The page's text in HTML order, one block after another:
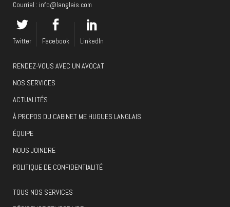
Courriel : info@langlais.com
Twitter Facebook LinkedIn
RENDEZ-VOUS AVEC UN AVOCAT
NOS SERVICES
ACTUALITÉS
À PROPOS DU CABINET ME HUGUES LANGLAIS
ÉQUIPE
NOUS JOINDRE
POLITIQUE DE CONFIDENTIALITÉ
TOUS NOS SERVICES